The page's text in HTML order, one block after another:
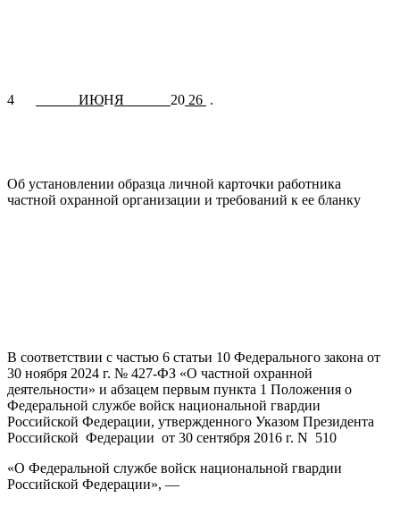
4 ИЮНЯ 20 26 .
Об установлении образца личной карточки работника
частной охранной организации и требований к ее бланку
В соответствии с частью 6 статьи 10 Федерального закона от
30 ноября 2024 г. № 427-ФЗ «О частной охранной
деятельности» и абзацем первым пункта 1 Положения о
Федеральной службе войск национальной гвардии
Российской Федерации, утвержденного Указом Президента
Российской Федерации от 30 сентября 2016 г. N 510
«О Федеральной службе войск национальной гвардии
Российской Федерации», —